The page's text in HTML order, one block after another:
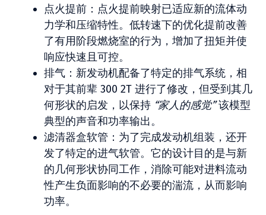
点火提前：点火提前映射已适应新的流体动
力学和压缩特性。低转速下的优化提前改善
了有用阶段燃烧室的行为，增加了扭矩并使
响应快速且可控。
排气：新发动机配备了特定的排气系统，相
对于其前辈 300 2T 进行了修改，但受到其几
何形状的启发，以保持 “家人的感觉”该模型
典型的声音和功率输出。
滤清器盒软管：为了完成发动机组装，还开
发了特定的进气软管。它的设计目的是与新
的几何形状协同工作，消除可能对进料流动
性产生负面影响的不必要的湍流，从而影响
功率。